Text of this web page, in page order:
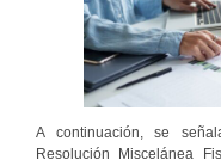
A continuación, se
Resolución Miscelánea